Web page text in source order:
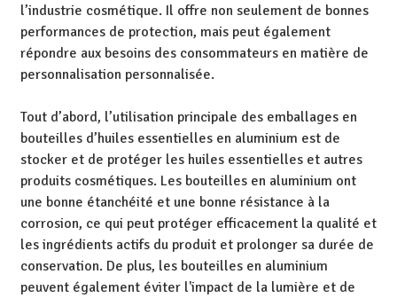
l’industrie cosmétique. Il offre non seulement de bonnes
performances de protection, mais peut également
répondre aux besoins des consommateurs en matière de
personnalisation personnalisée.
Tout d’abord, l’utilisation principale des emballages en
bouteilles d’huiles essentielles en aluminium est de
stocker et de protéger les huiles essentielles et autres
produits cosmétiques. Les bouteilles en aluminium ont
une bonne étanchéité et une bonne résistance à la
corrosion, ce qui peut protéger efficacement la qualité et
les ingrédients actifs du produit et prolonger sa durée de
conservation. De plus, les bouteilles en aluminium
peuvent également éviter l'impact de la lumière et de